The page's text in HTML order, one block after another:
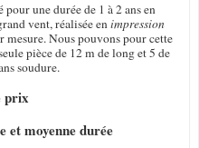
une durée de 1 à 2 ans en
vent, réalisée enimpression
mesure. Nous pouvons pour cette
pièce de 12 m de long et 5 de
soudure.
prix
et moyenne durée